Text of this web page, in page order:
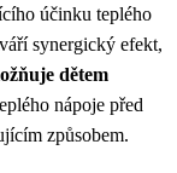
účinku teplého
synergický efekt,
dětem
nápoje před
způsobem.